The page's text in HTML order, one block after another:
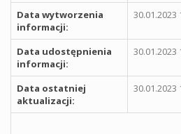
Data wytworzenia
informacji:
30.01.2023
Data udostępnienia
informacji:
30.01.2023
Data ostatniej
aktualizacji:
30.01.2023